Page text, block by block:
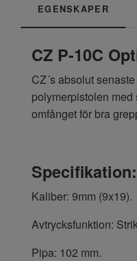
EGENSKAPER
CZ P-10C
CZ´s absolut
polymerpistolen med
omfånget för bra
Specifikation:
Kaliber: 9mm (9x19).
Avtrycksfunktion:
Pipa: 102 mm.